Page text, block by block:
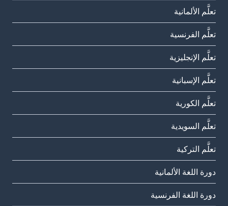
تعلَّم الألمانية
تعلَّم الفرنسية
تعلَّم الإنجليزية
تعلَّم الإسبانية
تعلَّم الكورية
تعلَّم السويدية
تعلَّم التركية
دورة اللغة الألمانية
دورة اللغة الفرنسية